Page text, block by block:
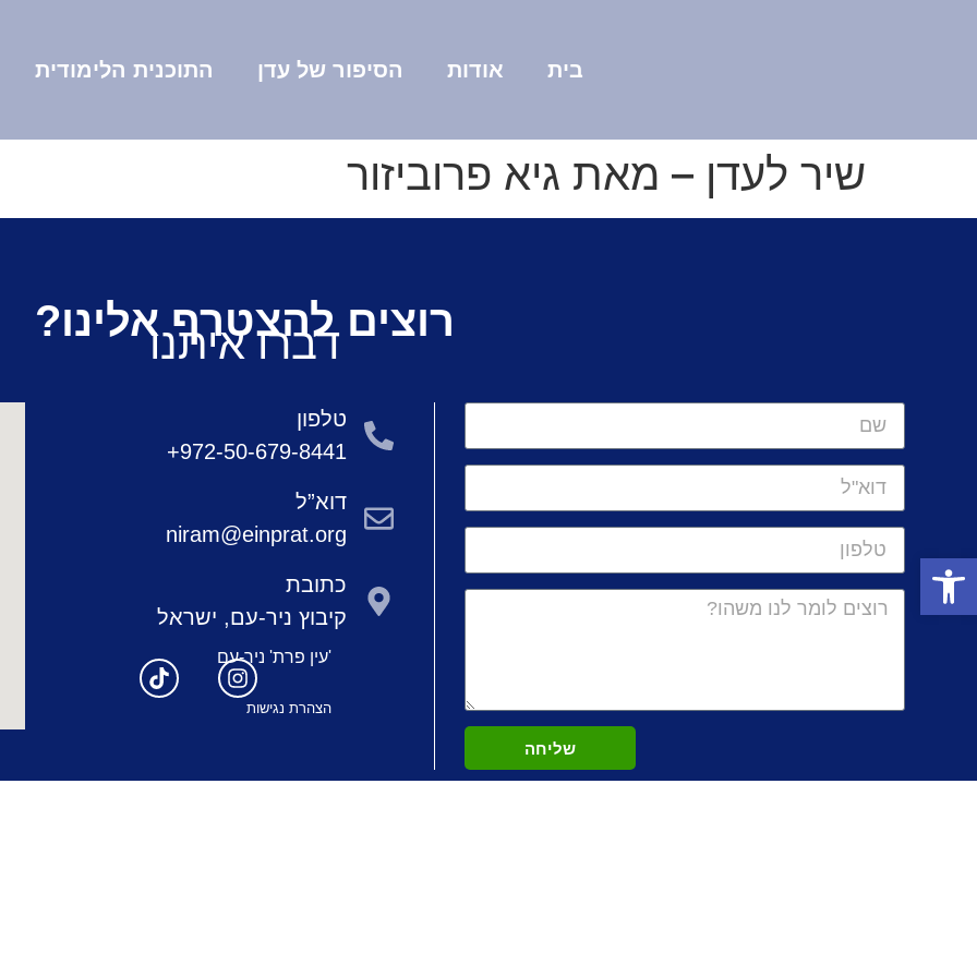
פתח סרגל נגישות
בית אודות הסיפור של עדן התוכנית הלימודית
שיר לעדן – מאת גיא פרוביזור
רוצים להצטרף אלינו?
דברו איתנו
שליחה
טלפון
972-50-679-8441+
דוא”ל
niram@einprat.org
כתובת
קיבוץ ניר-עם, ישראל
'עין פרת' ניר-עם
הצהרת נגישות